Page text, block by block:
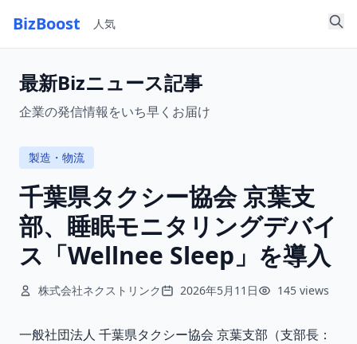
BizBoost 人気
最新Bizニュース記事
企業の発信情報をいち早くお届け
製造・物流
千葉県タクシー協会 京葉支
部、睡眠モニタリングデバイ
ス「Wellnee Sleep」を導入
株式会社ネクストリンク 2026年5月11日 145 views
一般社団法人 千葉県タクシー協会 京葉支部（支部長：